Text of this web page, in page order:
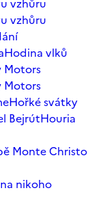
vzhůru
Hodina vlků
Motors
Motors
Hořké svátky
BejrútHouria
Monte Christo
nikoho